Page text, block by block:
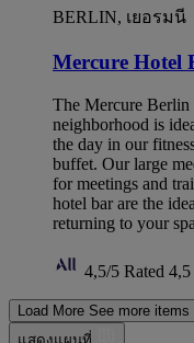
BERLIN, เยอรมนี
Mercure Hotel
The Mercure
neighborhood is
the day in our
buffet. Our large
for meetings and
hotel bar are the
returning to your
4,5/5 Rated
Load More See more items